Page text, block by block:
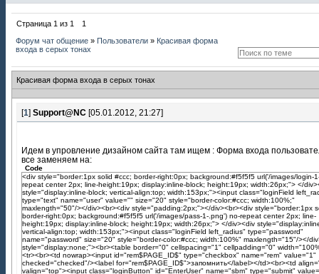
Страница 1 из 1
1
Форум чат общение » Пользователи » Красивая форма
входа в серых тонах
Красивая форма входа в серых тонах
[1] Support@NC [05.01.2012, 21:27]
Идем в упровление дизайном сайта там ищем : Форма входа
все заменяем на:
Code
<div style="border:1px solid #ccc; border-right:0px; background:#f5f5f5 url('/images/login-
repeat center 2px; line-height:19px; display:inline-block; height:19px; width:26px;"> </
style="display:inline-block; vertical-align:top; width:153px;"><input class="loginField
type="text" name="user" value="" size="20" style="border-color:#ccc; width:100%;"
maxlength="50"/></div><br><div style="padding:2px;"></div><br><div style="border:1px
border-right:0px; background:#f5f5f5 url('/images/pass-1-.png') no-repeat center 2px; line-
height:19px; display:inline-block; height:19px; width:26px;"> </div><div
vertical-align:top; width:153px;"><input class="loginField left_radius" type="password"
name="password" size="20" style="border-color:#ccc; width:100%" maxlength="15"/></
style="display:none;"><br><table border="0" cellspacing="1" cellpadding="0"
<tr><br><td nowrap><input id="rem$PAGE_ID$" type="checkbox" name="rem" value="1"
checked="checked"/><label for="rem$PAGE_ID$">запомнить</label></td><br><td
valign="top"><input class="loginButton" id="EnterUser" name="sbm" type="submit"